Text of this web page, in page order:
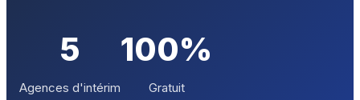
5
Agences d'intérim
100%
Gratuit